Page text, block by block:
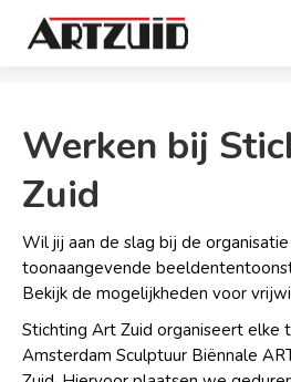
Werken bij
Zuid
Wil jij aan de slag bij de
toonaangevende
Bekijk de mogelijkheden voor
Stichting Art Zuid organiseert elke
Amsterdam Sculptuur Biënnale